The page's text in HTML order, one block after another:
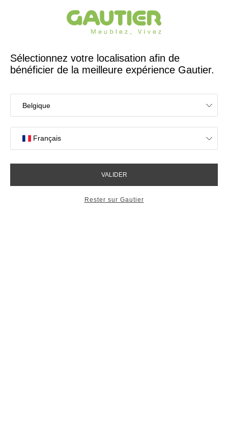
Créateur et fabricant français depuis 65 ans
Accueil Collections
Les collections